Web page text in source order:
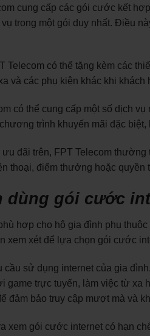
cung cấp các gói cước kết
trong một gói duy nhất. Điều
Telecom có thể tặng kèm các
và các phụ kiện khác khi khách
có thể cung cấp một số dịch
trình khuyến mãi đặc
ưu đãi trên, FPT Telecom
thoại, điểm thưởng hoặc quyền
dùng gói cước
hợp cho hộ gia đình phụ
xem xét để lựa chọn gói cước
cầu sử dụng internet của gia
game trực tuyến, làm việc từ
đảm bảo truy cập mượt mà và
xem gói cước internet có hạn